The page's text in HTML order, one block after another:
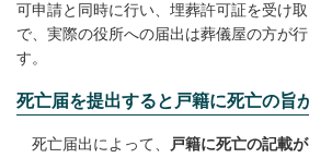
可申請と同時に行い、埋葬許可証を受け
で、実際の役所への届出は葬儀屋の方が
す。
死亡届を提出すると戸籍に死亡の旨
死亡届出によって、 戸籍に死亡の記載